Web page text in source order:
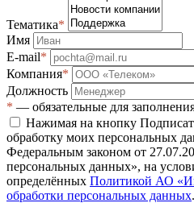
Тематика*
Имя
E-mail*
Компания*
Должность
* — обязательные для
Нажимая на кнопку
обработку моих персональных
Федеральным законом от
персональных данных», на
определённых Политикой АО
обработки персональных данных.